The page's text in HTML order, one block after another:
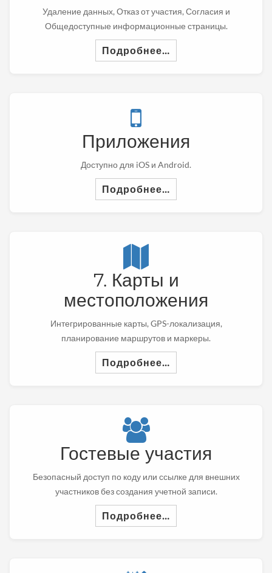
Удаление данных, Отказ от участия, Согласия и
Общедоступные информационные страницы.
Подробнее…
Приложения
Доступно для iOS и Android.
Подробнее…
7. Карты и
местоположения
Интегрированные карты, GPS-локализация,
планирование маршрутов и маркеры.
Подробнее…
Гостевые участия
Безопасный доступ по коду или ссылке для внешних
участников без создания учетной записи.
Подробнее…